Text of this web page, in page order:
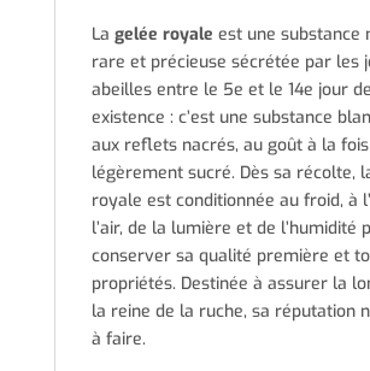
La gelée royale est une substance
rare et précieuse sécrétée par les
abeilles entre le 5e et le 14e jour
existence : c’est une substance
aux reflets nacrés, au goût à la
légèrement sucré. Dès sa récolte,
royale est conditionnée au froid, à
l’air, de la lumière et de l’humidité
conserver sa qualité première et
propriétés. Destinée à assurer la
la reine de la ruche, sa réputation
à faire.